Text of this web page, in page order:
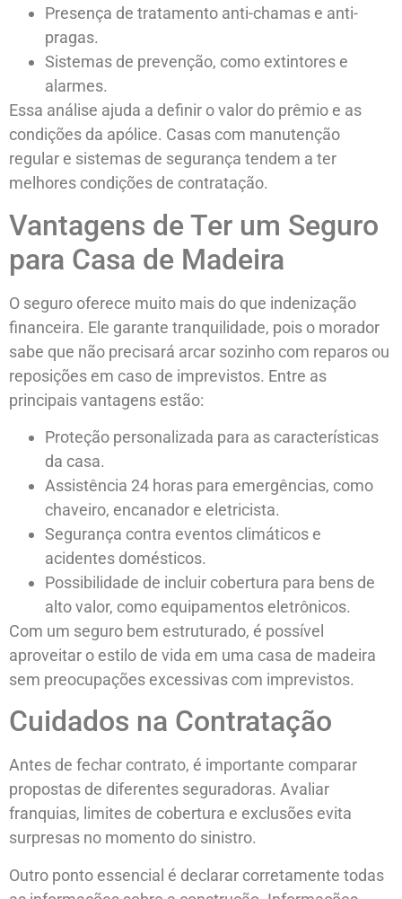
Presença de tratamento anti-chamas e anti-
pragas.
Sistemas de prevenção, como extintores e
alarmes.
Essa análise ajuda a definir o valor do prêmio e as
condições da apólice. Casas com manutenção
regular e sistemas de segurança tendem a ter
melhores condições de contratação.
Vantagens de Ter um Seguro
para Casa de Madeira
O seguro oferece muito mais do que indenização
financeira. Ele garante tranquilidade, pois o morador
sabe que não precisará arcar sozinho com reparos ou
reposições em caso de imprevistos. Entre as
principais vantagens estão:
Proteção personalizada para as características
da casa.
Assistência 24 horas para emergências, como
chaveiro, encanador e eletricista.
Segurança contra eventos climáticos e
acidentes domésticos.
Possibilidade de incluir cobertura para bens de
alto valor, como equipamentos eletrônicos.
Com um seguro bem estruturado, é possível
aproveitar o estilo de vida em uma casa de madeira
sem preocupações excessivas com imprevistos.
Cuidados na Contratação
Antes de fechar contrato, é importante comparar
propostas de diferentes seguradoras. Avaliar
franquias, limites de cobertura e exclusões evita
surpresas no momento do sinistro.
Outro ponto essencial é declarar corretamente todas